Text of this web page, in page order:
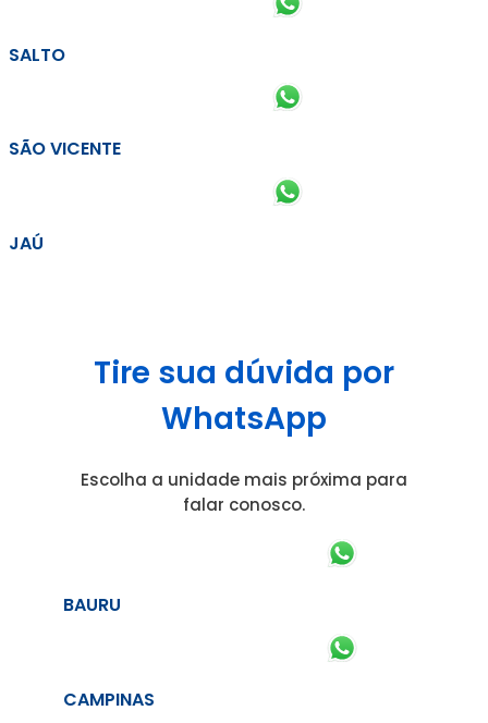
SALTO
SÃO VICENTE
JAÚ
Tire sua dúvida por
WhatsApp
Escolha a unidade mais próxima para
falar conosco.
BAURU
CAMPINAS